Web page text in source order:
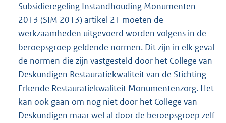
Subsidieregeling Instandhouding Monumenten
2013 (SIM 2013) artikel 21 moeten de
werkzaamheden uitgevoerd worden volgens in de
beroepsgroep geldende normen. Dit zijn in elk geval
de normen die zijn vastgesteld door het College van
Deskundigen Restauratiekwaliteit van de Stichting
Erkende Restauratiekwaliteit Monumentenzorg. Het
kan ook gaan om nog niet door het College van
Deskundigen maar wel al door de beroepsgroep zelf